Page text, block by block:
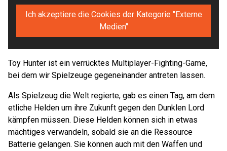
Ich akzeptiere die Cookies der Kategorie "Externe
Medien"
Toy Hunter ist ein verrücktes Multiplayer-Fighting-Game,
bei dem wir Spielzeuge gegeneinander antreten lassen.
Als Spielzeug die Welt regierte, gab es einen Tag, am dem
etliche Helden um ihre Zukunft gegen den Dunklen Lord
kämpfen müssen. Diese Helden können sich in etwas
mächtiges verwandeln, sobald sie an die Ressource
Batterie gelangen. Sie können auch mit den Waffen und